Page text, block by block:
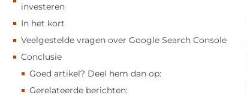
investeren
In het kort
Veelgestelde vragen over Google Search Console
Conclusie
Goed artikel? Deel hem dan op:
Gerelateerde berichten: